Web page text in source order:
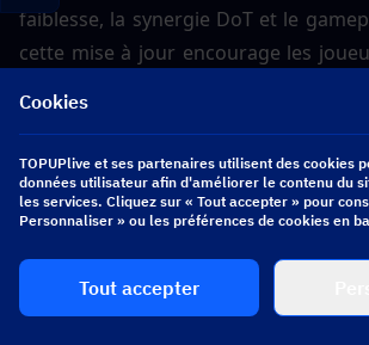
faiblesse, la synergie DoT et le
cette mise à jour encourage les
Vous voulez plus de Jade Stellaire
Stellairesur TOPUPlive Accueillir!
✅ Partenaire officiel avec
Cookies
TOPUPlive et ses partenaires utilisent des cookies
données utilisateur afin d'améliorer le contenu du
les services. Cliquez sur « Tout accepter » pour
Personnaliser » ou les préférences de cookies en
Tout accepter